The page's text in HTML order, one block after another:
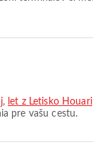
, let z Letisko Houari
pre vašu cestu.